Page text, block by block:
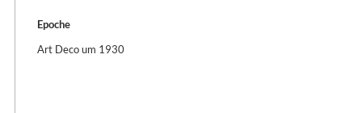
Epoche
Art Deco um 1930